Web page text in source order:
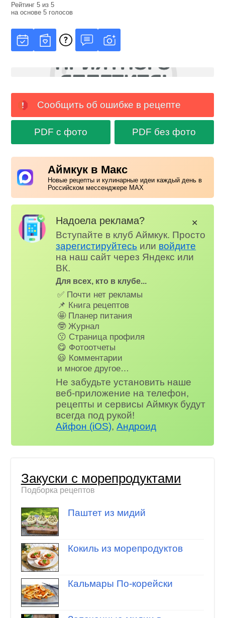
Рейтинг5 из5
на основе5 голосов
Сообщить об ошибке в рецепте
PDF с фото PDF без фото
Аймкук в Макс
Новые рецепты и кулинарные идеи каждый день в
Российском мессенджере MAX
Надоела реклама?
Вступайте в клуб Аймкук. Просто
зарегистируйтесь или войдите
на наш сайт через Яндекс или
ВК.
Для всех, кто в клубе...
✅ Почти нет рекламы
📌 Книга рецептов
🤩 Планер питания
🤓 Журнал
😗 Страница профиля
😋 Фотоотчеты
😃 Комментарии
и многое другое…
Не забудьте установить наше
веб-приложение на телефон,
рецепты и сервисы Аймкук будут
всегда под рукой!
Айфон (iOS),Андроид
✕
Закуски с морепродуктами
Подборка рецептов
Паштет из мидий
Кокиль из морепродуктов
Кальмары По-корейски